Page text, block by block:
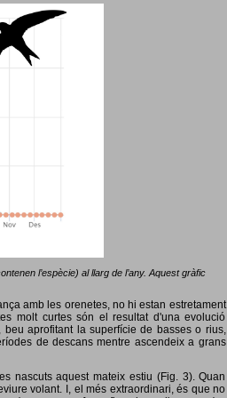
l’espècie) al llarg de l’any. Aquest gràfic
amb les orenetes, no hi estan estretament
molt curtes són el resultat d'una evolució
aprofitant la superfície de basses o rius,
de descans mentre ascendeix a grans
nascuts aquest mateix estiu (Fig. 3). Quan
volant. I, el més extraordinari, és que no